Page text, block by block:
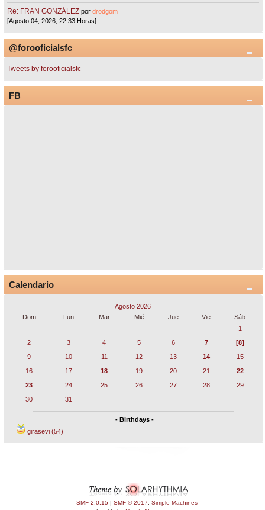
Re: FRAN GONZÁLEZ pordrodgom
[Agosto 04, 2026, 22:33 Horas]
@forooficialsfc
Tweets by forooficialsfc
FB
Calendario
Agosto 2026
Dom
Lun Mar Mié Jue Vie
Sáb
1
2
3 4 5 6 7
[8]
9
10 11 12 13 14
15
16
17 18 19 20 21
22
23
24 25 26 27 28
29
30
31
- Birthdays -
girasevi (54)
SMF 2.0.15 | SMF © 2017
Simple Machines